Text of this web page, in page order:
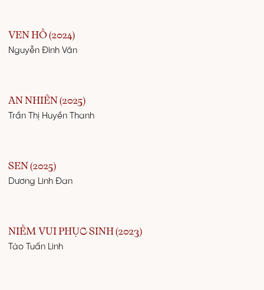
VEN HỒ (2024)
Nguyễn Đình Văn
AN NHIÊN (2025)
Trần Thị Huyền Thanh
SEN (2025)
Dương Linh Đan
NIỀM VUI PHỤC SINH (2023)
Tào Tuấn Linh